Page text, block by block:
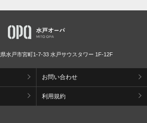
水戸市宮町1-7-33 水戸サウスタワー 1F-12F
お問い合わせ
利用規約